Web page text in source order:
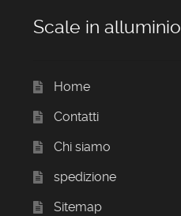
Scale in alluminio
Home
Contatti
Chi siamo
spedizione
Sitemap